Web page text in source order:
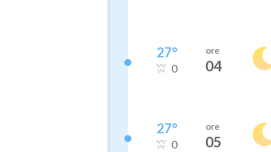
27°
0
ore
04
27°
0
ore
05